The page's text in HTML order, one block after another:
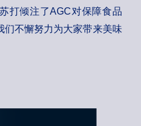
打倾注了AGC对保障食品
们不懈努力为大家带来美味